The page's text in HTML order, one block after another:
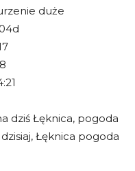
duże
dziś Łęknica, pogoda
Łęknica pogoda